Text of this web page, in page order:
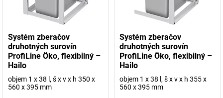
Systém zberačov
druhotných surovín
ProfiLine Öko, flexibilný –
Hailo
objem 1 x 38 l, š x v x h 350 x
560 x 395 mm
Systém zberačov
druhotných surovín
ProfiLine Öko, flexibilný –
Hailo
objem 1 x 38 l, š x v x h 355 x
560 x 395 mm